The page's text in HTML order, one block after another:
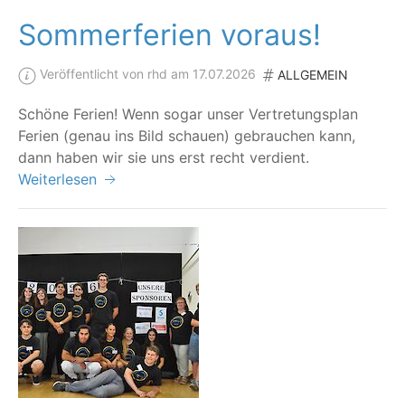
Sommerferien voraus!
Veröffentlicht von rhd am 17.07.2026 ALLGEMEIN
Schö­ne Feri­en! Wenn sogar unser Ver­tre­tungs­plan
Feri­en (genau ins Bild schau­en) gebrau­chen kann,
dann haben wir sie uns erst recht verdient.
Weiterlesen